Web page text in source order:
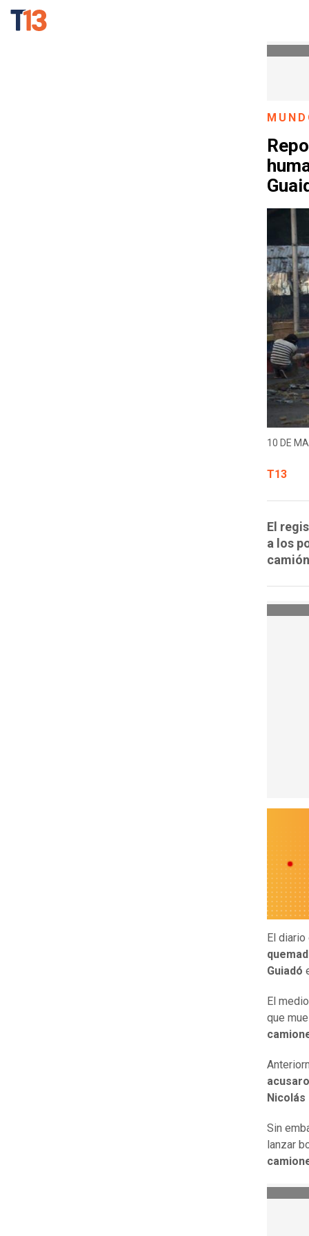
10 DE
T13
El
a los
El
Guiadó
El
que
Sin
lanzar